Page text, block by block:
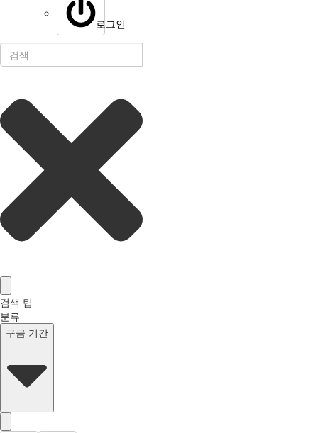
로그인
검색 팁
분류
구금 기간